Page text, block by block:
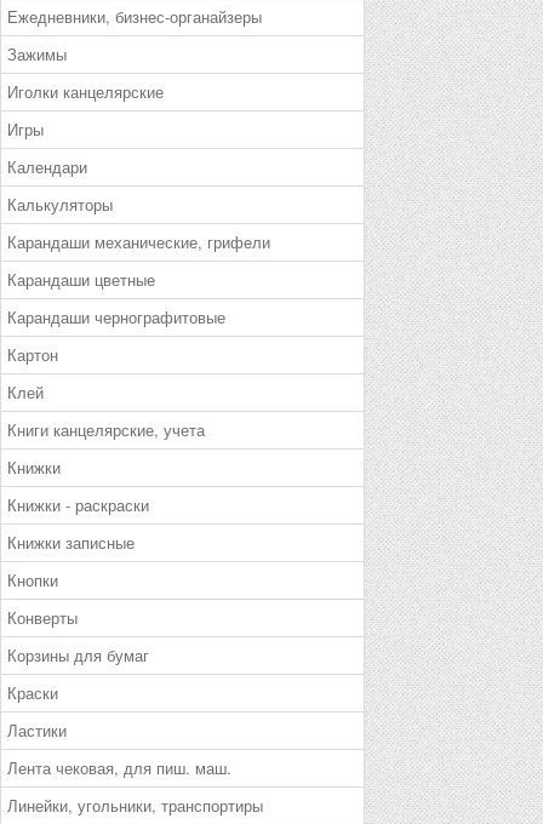
Ежедневники, бизнес-органайзеры
Зажимы
Иголки канцелярские
Игры
Календари
Калькуляторы
Карандаши механические, грифели
Карандаши цветные
Карандаши чернографитовые
Картон
Клей
Книги канцелярские, учета
Книжки
Книжки - раскраски
Книжки записные
Кнопки
Конверты
Корзины для бумаг
Краски
Ластики
Лента чековая, для пиш. маш.
Линейки, угольники, транспортиры